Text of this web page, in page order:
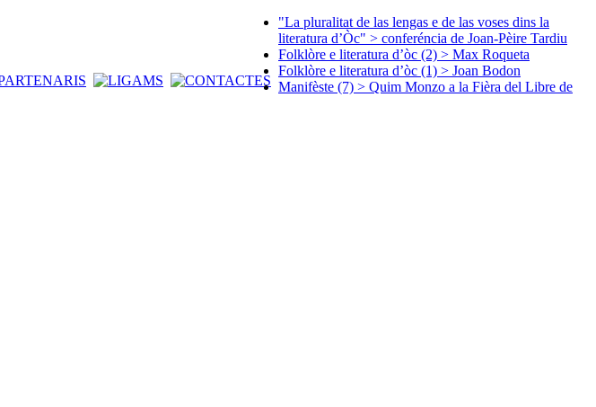
"La pluralitat de las lengas e de las voses dins la
literatura d’Òc" > conferéncia de Joan-Pèire Tardiu
Folklòre e literatura d’òc (2) > Max Roqueta
Folklòre e literatura d’òc (1) > Joan Bodon
Manifèste (7) > Quim Monzo a la Fièra del Libre de